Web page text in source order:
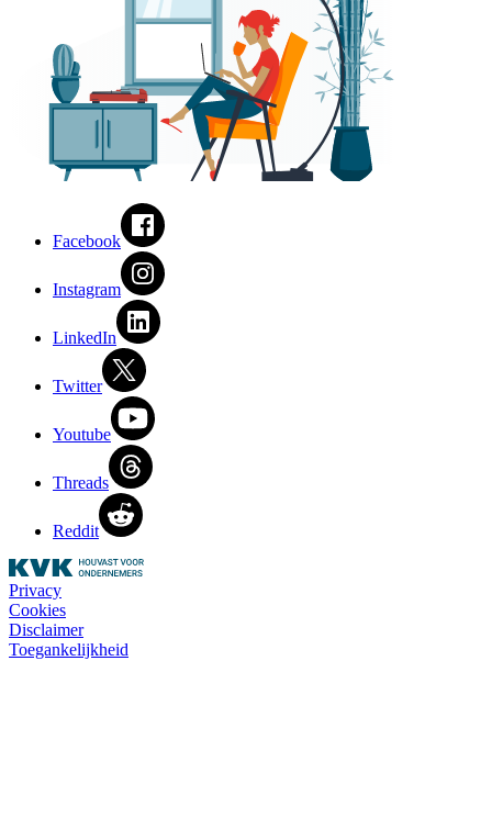
Facebook
Instagram
LinkedIn
Twitter
Youtube
Threads
Reddit
Privacy
Cookies
Disclaimer
Toegankelijkheid